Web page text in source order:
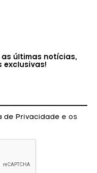
últimas notícias,
exclusivas!
de Privacidade e os